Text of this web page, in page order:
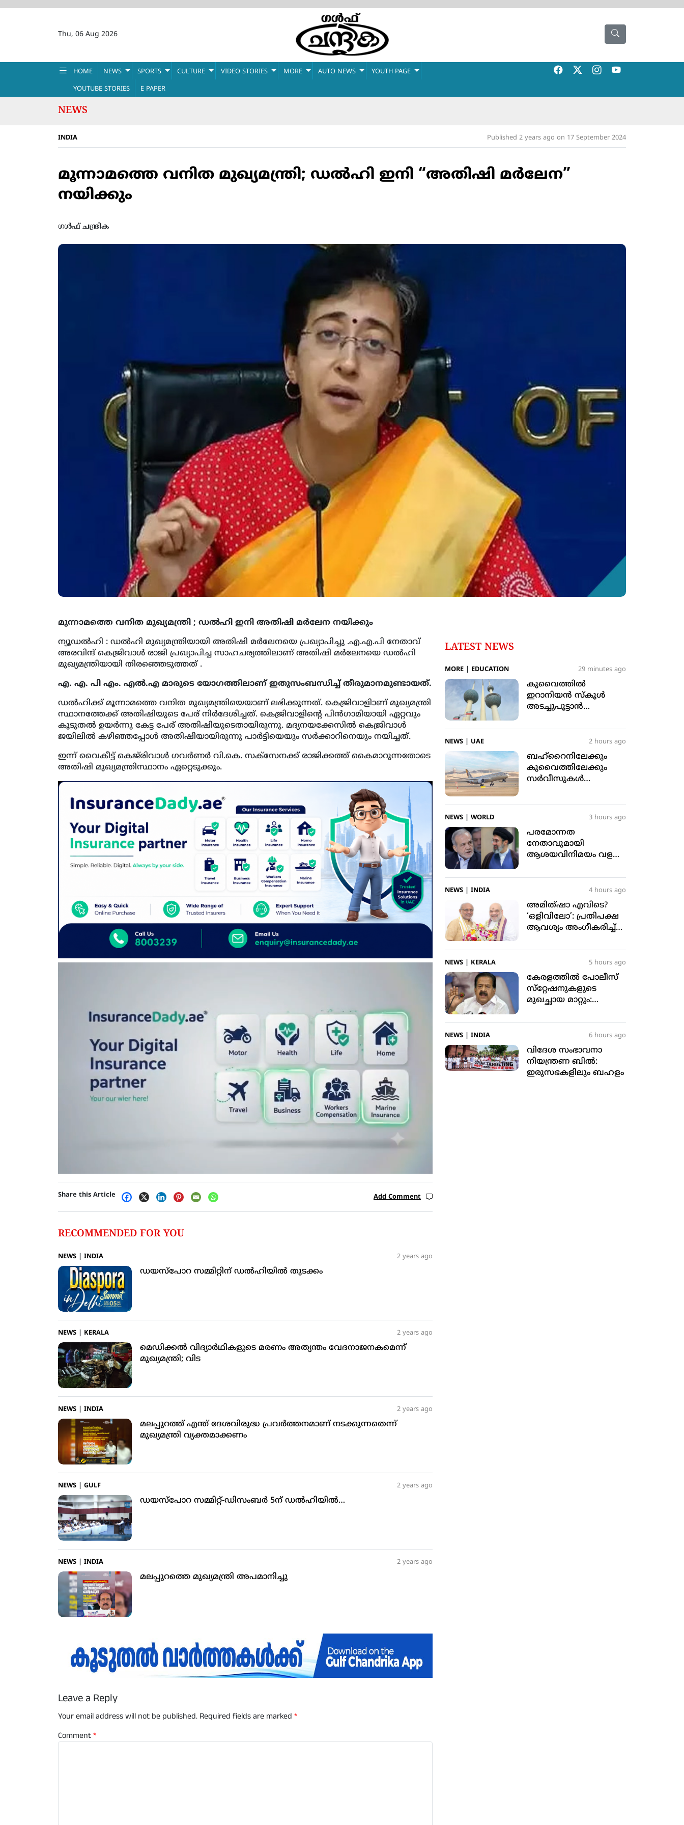
Thu, 06 Aug 2026
HOME NEWS SPORTS CULTURE VIDEO STORIES MORE AUTO NEWS YOUTH PAGE
YOUTUBE STORIES E PAPER
NEWS
INDIA Published 2 years ago on 17 September 2024
മൂന്നാമത്തെ വനിത മുഖ്യമന്ത്രി; ഡല്‍ഹി ഇനി “അതിഷി മര്‍ലേന”
നയിക്കും
ഗൾഫ് ചന്ദ്രിക
മുന്നാമത്തെ വനിത മുഖ്യമന്ത്രി ; ഡല്‍ഹി ഇനി അതിഷി മർലേന നയിക്കും
ന്യൂഡല്‍ഹി : ഡല്‍ഹി മുഖ്യമന്ത്രിയായി അതിഷി മർലേനയെ പ്രഖ്യാപിച്ചു .എ.എ.പി നേതാവ്
അരവിന്ദ് കെജ്രിവാള്‍ രാജി പ്രഖ്യാപിച്ച സാഹചര്യത്തിലാണ് അതിഷി മർലേനയെ ഡല്‍ഹി
മുഖ്യമന്ത്രിയായി തിരഞ്ഞെടുത്തത് .
എ. എ. പി എം. എല്‍.എ മാരുടെ യോഗത്തിലാണ് ഇതുസംബന്ധിച്ച്‌ തീരുമാനമുണ്ടായത്.
ഡല്‍ഹിക്ക് മൂന്നാമത്തെ വനിത മുഖ്യമന്ത്രിയെയാണ് ലഭിക്കുന്നത്. കെജ്രിവാളിാണ് മുഖ്യമന്ത്രി
സ്ഥാനത്തേക്ക് അതിഷിയുടെ പേര് നിർദേശിച്ചത്. കെജ്രിവാളിന്റെ പിൻഗാമിയായി ഏറ്റവും
കൂടുതല്‍ ഉയർന്നു കേട്ട പേര് അതിഷിയുടെതായിരുന്നു. മദ്യനയക്കേസില്‍ കെജ്രിവാള്‍
ജയിലില്‍ കഴിഞ്ഞപ്പോള്‍ അതിഷിയായിരുന്നു പാർട്ടിയെയും സർക്കാറിനെയും നയിച്ചത്.
ഇന്ന് വൈകീട്ട് കെജ്‍രിവാള്‍ ഗവർണർ വി.കെ. സക്സേനക്ക് രാജിക്കത്ത് കൈമാറുന്നതോടെ
അതിഷി മുഖ്യമന്ത്രിസ്ഥാനം ഏറ്റെടുക്കും.
Share this Article Add Comment
RECOMMENDED FOR YOU
NEWS INDIA 2 years ago
ഡയസ്‌പോറ സമ്മിറ്റിന് ഡല്‍ഹിയില്‍ തുടക്കം
NEWS KERALA 2 years ago
മെഡിക്കൽ വിദ്യാർഥികളുടെ മരണം അത്യന്തം വേദനാജനകമെന്ന്
മുഖ്യമന്ത്രി; വിട
NEWS INDIA 2 years ago
മലപ്പുറത്ത് എന്ത് ദേശവിരുദ്ധ പ്രവര്‍ത്തനമാണ് നടക്കുന്നതെന്ന്
മുഖ്യമന്ത്രി വ്യക്തമാക്കണം
NEWS GULF 2 years ago
ഡയസ്‌പോറ സമ്മിറ്റ്-ഡിസംബര്‍ 5ന് ഡല്‍ഹിയില്‍…
NEWS INDIA 2 years ago
മലപ്പുറത്തെ മുഖ്യമന്ത്രി അപമാനിച്ചു
Leave a Reply
Your email address will not be published. Required fields are marked *
Comment*
LATEST NEWS
MORE EDUCATION 29 minutes ago
കുവൈത്തില്‍
ഇറാനിയന്‍ സ്‌കൂള്‍
അടച്ചുപൂട്ടാന്‍
NEWS UAE 2 hours ago
ബഹ്‌റൈനിലേക്കും
കുവൈത്തിലേക്കും
സര്‍വീസുകള്‍
NEWS WORLD 3 hours ago
പരമോന്നത
നേതാവുമായി
ആശയവിനിമയം വളരെ
ഇറാന്‍ പ്രസിഡന്റ്
NEWS INDIA 4 hours ago
അമിത്ഷാ എവിടെ?
‘ഒളിവിലോ’: പ്രതിപക്ഷ
ആവശ്യം അംഗീകരിച്ച്
NEWS KERALA 5 hours ago
കേരളത്തില്‍ പോലീസ്
സ്‌റ്റേഷനുകളുടെ
മുഖച്ഛായ മാറ്റും:
ചെന്നിത്തല
NEWS INDIA 6 hours ago
വിദേശ സംഭാവനാ
നിയന്ത്രണ ബില്‍:
ഇരുസഭകളിലും ബഹളം